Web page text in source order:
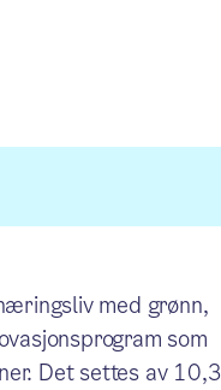
med grønn,
som
Det settes av 10,3